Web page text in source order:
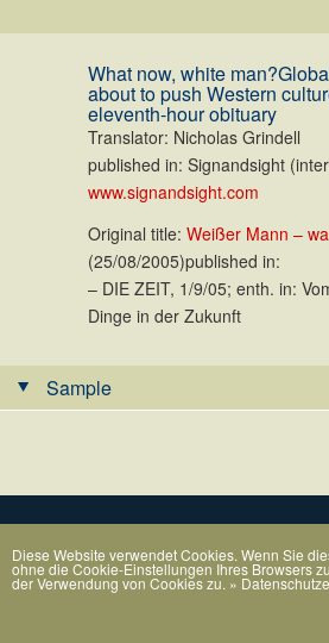
What now, white man?
about to push Western
eleventh-hour obituary
Translator: Nicholas Grindell
published in: Signandsight
www.signandsight.com
Original title: Weißer Mann –
(25/08/2005)published in:
– DIE ZEIT, 1/9/05; enth. in:
Dinge in der Zukunft
Sample
Diese Website verwendet Cookies. Wenn Sie
ohne die Cookie-Einstellungen Ihres Browsers
der Verwendung von Cookies zu. »